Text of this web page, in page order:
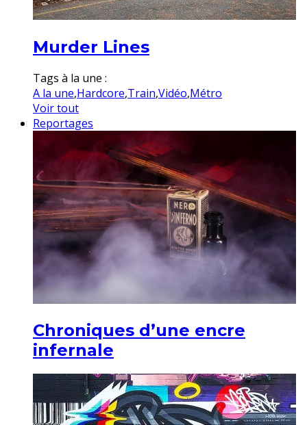
Murder Lines
Tags à la une :
A la une,Hardcore,Train,Vidéo,Métro
Voir tout
Reportages
Chroniques d’une encre
infernale